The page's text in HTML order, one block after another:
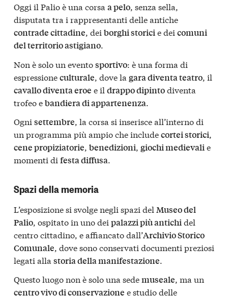
Oggi il Palio è una corsa a pelo, senza sella,
disputata tra i rappresentanti delle antiche
contrade cittadine, dei borghi storicie dei comuni
del territorio astigiano.
Non è solo un eventosportivo: è una forma di
espressioneculturale, dove la gara diventa teatro, il
cavallo diventa eroe e il drappo dipintodiventa
trofeo ebandiera di appartenenza.
Ogni settembre, la corsa si inserisce all’interno di
un programma più ampio che includecortei storici,
cene propiziatorie, benedizioni, giochi medievalie
momenti di festa diffusa.
Spazi della memoria
L’esposizione si svolge negli spazi del Museo del
Palio, ospitato in uno dei palazzi più antichidel
centro cittadino, e affiancato dall’Archivio Storico
Comunale, dove sono conservati documenti preziosi
legati alla storia della manifestazione.
Questo luogo non è solo una sedemuseale, ma un
centro vivo di conservazione e studio delle